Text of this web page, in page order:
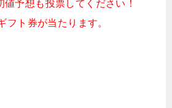
値予想も投票してください！
フト券が当たります。